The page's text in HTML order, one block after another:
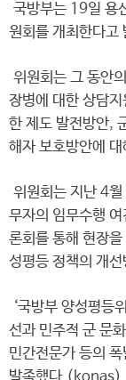
국방부는 19일 용
원회를 개최한다고
위원회는 그 동안
장병에 대한 상담
한 제도 발전방안,
해자 보호방안에
위원회는 지난 4
무자의 임무수행
론회를 통해 현장
성평등 정책의 개
‘국방부 양성평등
선과 민주적 군 문
민간전문가 등의